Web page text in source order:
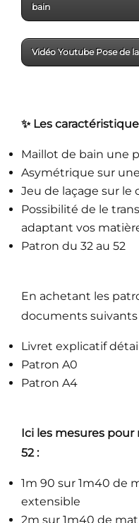
bain
Vidéo Youtube Pose de
✨ Les
Maillot de bain une
Asymétrique sur
Jeu de laçage sur le
Possibilité de le
adaptant vos
Patron du 32 au 52
En achetant les
documents suivants
Livret explicatif
Patron A0
Patron A4
Ici les mesures
52 :
1m 90 sur 1m40 de
extensible
2m sur 1m40 de